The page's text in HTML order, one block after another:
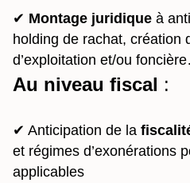
✔ Montage juridique à
holding de rachat, création
d’exploitation et/ou
Au niveau fiscal :
✔ Anticipation de la
et régimes d’exonérations
applicables